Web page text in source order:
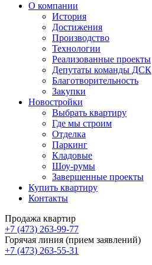
О компании
История
Достижения
Производство
Технологии
Реализованные проекты
Депутаты команды ДСК
Благотворительность
Закупки
Новостройки
Выбрать квартиру
Где мы строим
Отделка
Паркинг
Кладовые
Шоу-румы
Завершенные проекты
Купить квартиру
Контакты
Продажа квартир
+7 (473) 263-99-77
Горячая линия (прием заявлений)
+7 (473) 263-55-31